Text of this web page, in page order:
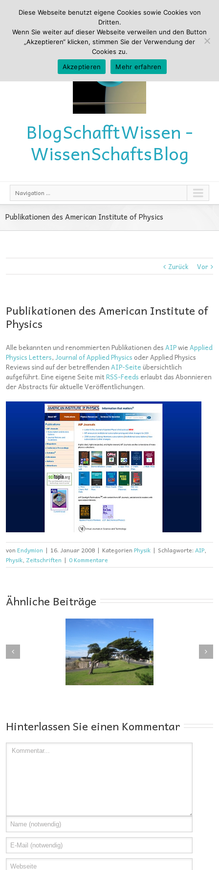
BlogSchafftWissen -
WissenSchaftsBlog
Navigation ...
Publikationen des American Institute of Physics
Zurück Vor
Publikationen des American Institute of
Physics
Alle bekannten und renommierten Publikationen desAIPwieApplied
Physics Letters,Journal of Applied Physics oder Applied Physics
Reviews sind auf der betreffendenAIP-Seiteübersichtlich
aufgeführt. Eine eigene Seite mitRSS-Feeds erlaubt das Abonnieren
der Abstracts für aktuelle Veröffentlichungen.
von Endymion | 16. Januar 2008 | Kategorien Physik | Schlagworte: AIP,
Physik, Zeitschriften | 0 Kommentare
Ähnliche Beiträge
und Windbruch:
Physik mit Amelie –
Folge 1: Der
Marangoni-Effekt
Hinterlassen Sie einen Kommentar
Diese Webseite benutzt eigene Cookies sowie Cookies von
Dritten.
Wenn Sie weiter auf dieser Webseite verweilen und den Button
„Akzeptieren“ klicken, stimmen Sie der Verwendung der
Cookies zu.
Akzeptieren
Mehr erfahren